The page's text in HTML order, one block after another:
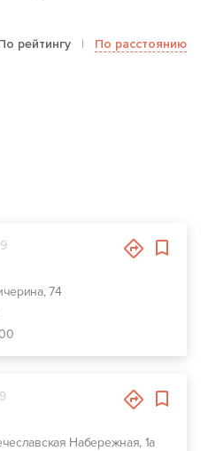
рейтингу | По расстоянию
74
Набережная, 1а